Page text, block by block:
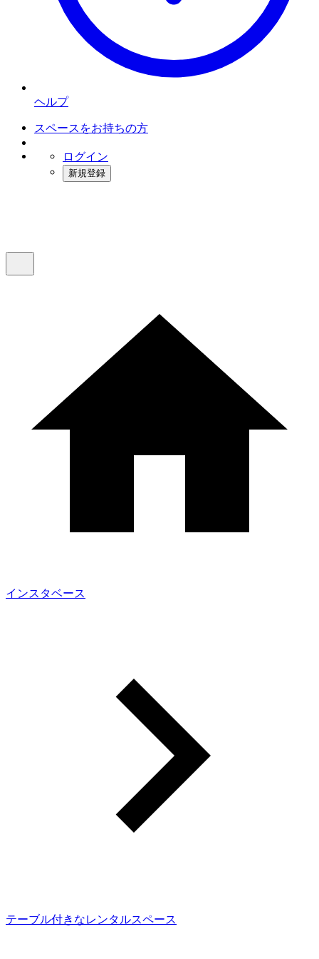
ヘルプ
スペースをお持ちの方
ログイン
新規登録
インスタベース
テーブル付きなレンタルスペース